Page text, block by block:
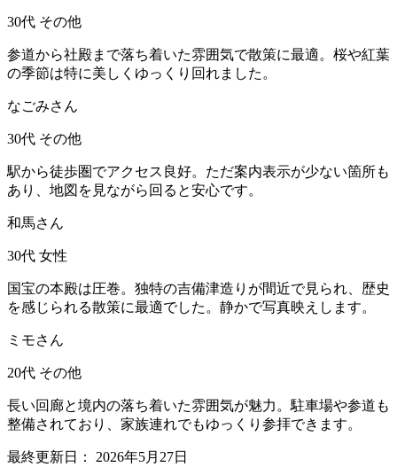
30代 その他
参道から社殿まで落ち着いた雰囲気で散策に最適。桜や紅葉
の季節は特に美しくゆっくり回れました。
なごみさん
30代 その他
駅から徒歩圏でアクセス良好。ただ案内表示が少ない箇所も
あり、地図を見ながら回ると安心です。
和馬さん
30代 女性
国宝の本殿は圧巻。独特の吉備津造りが間近で見られ、歴史
を感じられる散策に最適でした。静かで写真映えします。
ミモさん
20代 その他
長い回廊と境内の落ち着いた雰囲気が魅力。駐車場や参道も
整備されており、家族連れでもゆっくり参拝できます。
最終更新日： 2026年5月27日